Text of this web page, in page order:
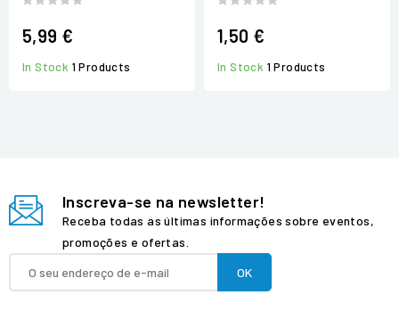
5,99 €
In Stock 1 Products
1,50 €
In Stock 1 Products
Inscreva-se na newsletter!
Receba todas as últimas informações sobre eventos,
promoções e ofertas.